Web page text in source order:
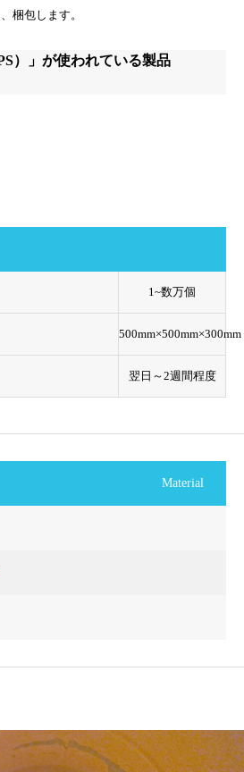
梱包します。
）」が使われている製品
1~数万個
500mm×500mm×300mm
翌日～2週間程度
Material